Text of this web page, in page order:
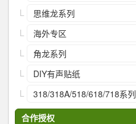
思维龙系列
海外专区
角龙系列
DIY有声贴纸
318/318A/518/618/718系列
合作授权